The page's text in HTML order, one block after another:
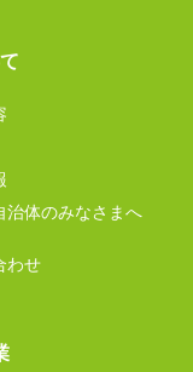
治体のみなさまへ
わせ